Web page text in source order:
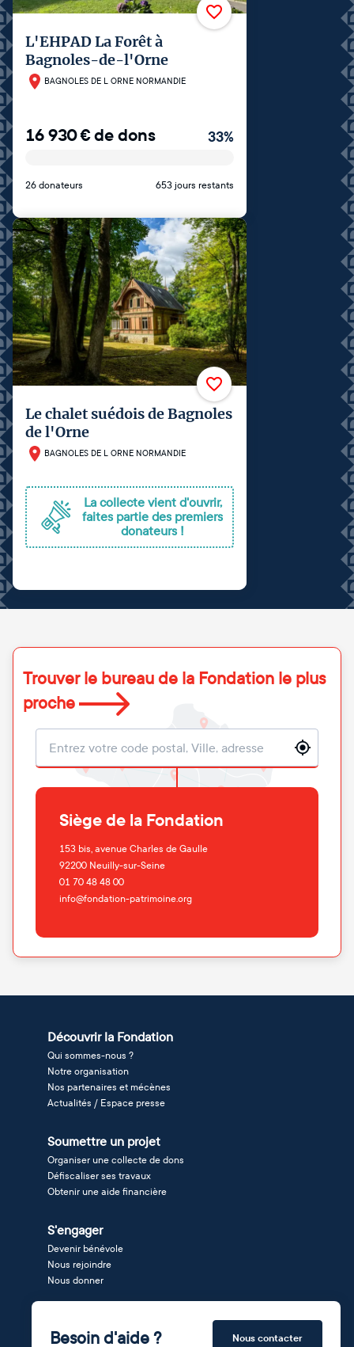
L'EHPAD La Forêt à
Bagnoles-de-l'Orne
BAGNOLES DE L ORNE NORMANDIE
16 930€de dons 33%
26 donateurs 653 jours restants
Le chalet suédois de Bagnoles
de l'Orne
BAGNOLES DE L ORNE NORMANDIE
La collecte vient d'ouvrir,
faites partie des premiers
donateurs !
Trouver le bureau de la Fondation le plus
proche
Localisation
Siège de la Fondation
153 bis, avenue Charles de Gaulle
92200 Neuilly-sur-Seine
01 70 48 48 00
info@fondation-patrimoine.org
Découvrir la Fondation
Qui sommes-nous ?
Notre organisation
Nos partenaires et mécènes
Actualités / Espace presse
Soumettre un projet
Organiser une collecte de dons
Défiscaliser ses travaux
Obtenir une aide financière
S'engager
Devenir bénévole
Nous rejoindre
Nous donner
Besoin d'aide ? Nous contacter